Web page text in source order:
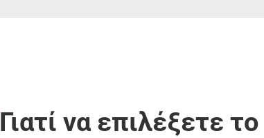
Γιατί να επιλέξετε το